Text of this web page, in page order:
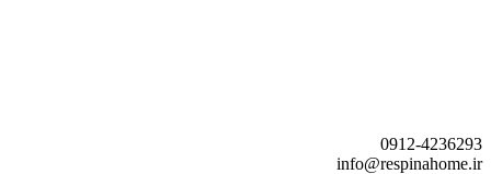
0912-4236293
info@respinahome.ir